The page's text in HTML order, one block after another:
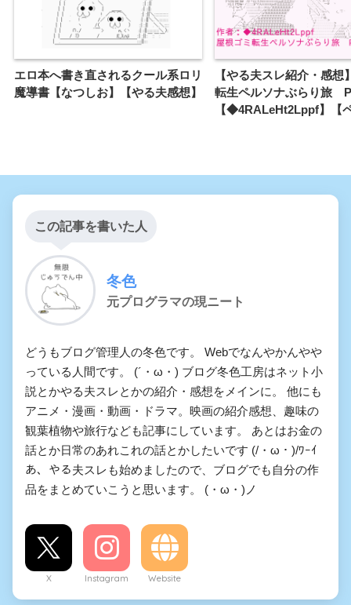
エロ本へ書き直されるクール系ロリ
魔導書【なつしお】【やる夫感想】
【やる夫スレ紹介・感想
転生ペルソナぶらり旅
【◆4RALeHt2Lppf】【
この記事を書いた人
冬色
元プログラマの現ニート
どうもブログ管理人の冬色です。 Webでなんやかんやや
っている人間です。 (´・ω・) ブログ冬色工房はネット小
説とかやる夫スレとかの紹介・感想をメインに。 他にも
アニメ・漫画・動画・ドラマ。映画の紹介感想、趣味の
観葉植物や旅行なども記事にしています。 あとはお金の
話とか日常のあれこれの話とかしたいです (/・ω・)/ﾜｰｲ
あ、やる夫スレも始めましたので、ブログでも自分の作
品をまとめていこうと思います。 (・ω・)ノ
X Instagram Website